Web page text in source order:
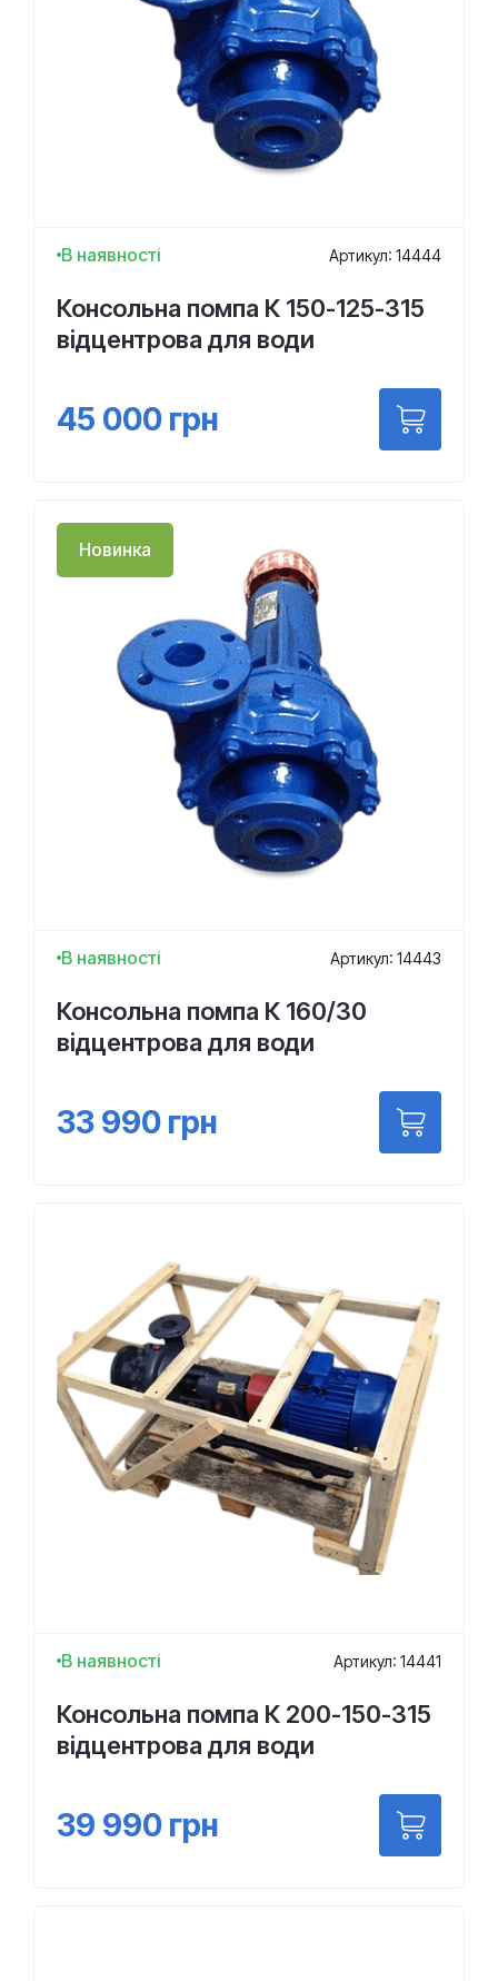
В наявності Артикул: 14444
Консольна помпа К 150-125-315
відцентрова для води
45 000 грн
Новинка
В наявності Артикул: 14443
Консольна помпа К 160/30
відцентрова для води
33 990 грн
В наявності Артикул: 14441
Консольна помпа К 200-150-315
відцентрова для води
39 990 грн